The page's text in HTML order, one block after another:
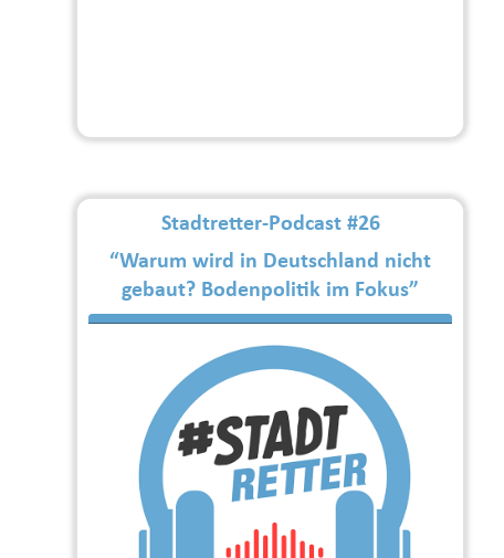
Stadtretter-Podcast #26
“Warum wird in Deutschland nicht
gebaut? Bodenpolitik im Fokus”